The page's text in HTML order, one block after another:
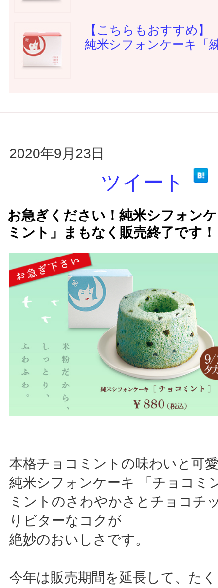
【こちらもおすすめ】
純米シフォンケーキ「
2020年9月23日
ツイート
お急ぎください！純米シフォン
ミント」まもなく販売終了です！
本格チョコミントの味わいと可
純米シフォンケーキ 「チョコミ
ミントのさわやかさとチョコチ
りビターなコクが
絶妙のおいしさです。
今年は販売期間を延長して、た